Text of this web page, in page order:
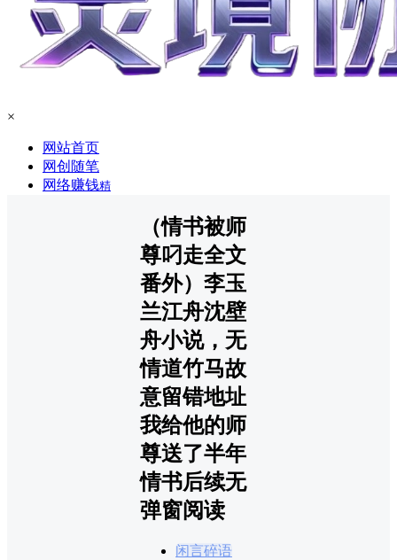
×
网站首页
网创随笔
网络赚钱精
（情书被师
尊叼走全文
番外）李玉
兰江舟沈壁
舟小说，无
情道竹马故
意留错地址
我给他的师
尊送了半年
情书后续无
弹窗阅读
闲言碎语